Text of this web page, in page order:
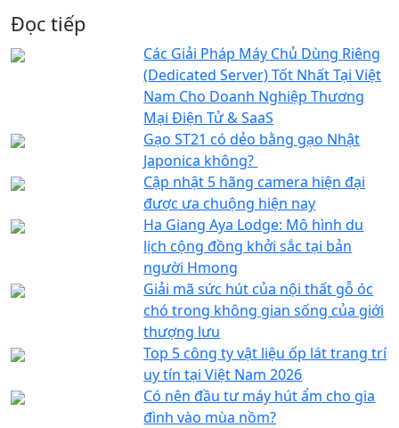
Đọc tiếp
Các Giải Pháp Máy Chủ Dùng Riêng
(Dedicated Server) Tốt Nhất Tại Việt
Nam Cho Doanh Nghiệp Thương
Mại Điện Tử & SaaS
Gạo ST21 có dẻo bằng gạo Nhật
Japonica không?
Cập nhật 5 hãng camera hiện đại
được ưa chuộng hiện nay
Ha Giang Aya Lodge: Mô hình du
lịch cộng đồng khởi sắc tại bản
người Hmong
Giải mã sức hút của nội thất gỗ óc
chó trong không gian sống của giới
thượng lưu
Top 5 công ty vật liệu ốp lát trang trí
uy tín tại Việt Nam 2026
Có nên đầu tư máy hút ẩm cho gia
đình vào mùa nồm?